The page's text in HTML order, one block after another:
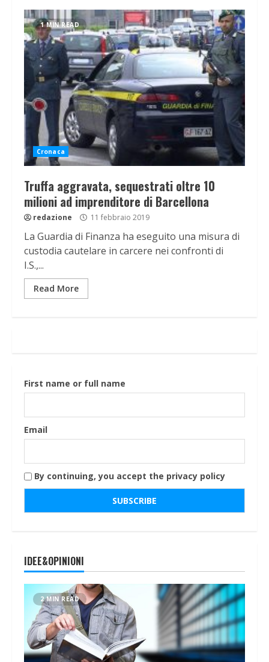
1 MIN READ
Cronaca
Truffa aggravata, sequestrati oltre 10
milioni ad imprenditore di Barcellona
redazione 11 febbraio 2019
La Guardia di Finanza ha eseguito una misura di
custodia cautelare in carcere nei confronti di
I.S.,...
Read More
First name or full name
Email
By continuing, you accept the privacy policy
IDEE&OPINIONI
2 MIN READ